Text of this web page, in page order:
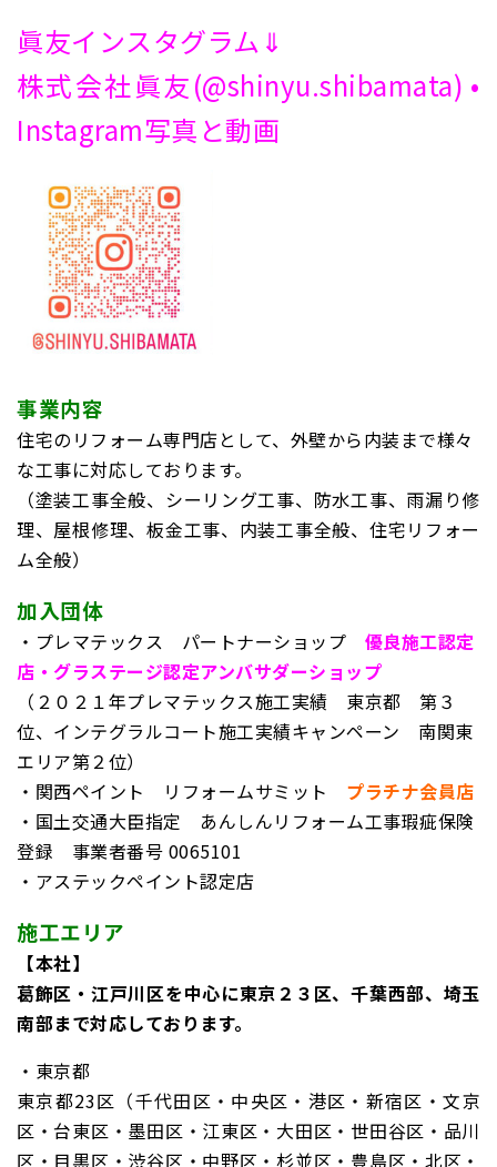
眞友インスタグラム⇓
株式会社眞友(@shinyu.shibamata) •
Instagram写真と動画
事業内容
住宅のリフォーム専門店として、外壁から内装まで様々
な工事に対応しております。
（塗装工事全般、シーリング工事、防水工事、雨漏り修
理、屋根修理、板金工事、内装工事全般、住宅リフォー
ム全般）
加入団体
・プレマテックス パートナーショップ
優良施工認定
店・グラステージ認定アンバサダーショップ
（２０２１年プレマテックス施工実績 東京都 第３
位、インテグラルコート施工実績キャンペーン 南関東
エリア第２位）
・関西ペイント リフォームサミット プラチナ会員店
・国土交通大臣指定 あんしんリフォーム工事瑕疵保険
登録 事業者番号 0065101
・アステックペイント認定店
施工エリア
【本社】
葛飾区・江戸川区を中心に東京２３区、千葉西部、埼玉
南部まで対応しております。
・東京都
東京都23区（千代田区・中央区・港区・新宿区・文京
区・台東区・墨田区・江東区・大田区・世田谷区・品川
区・目黒区・渋谷区・中野区・杉並区・豊島区・北区・